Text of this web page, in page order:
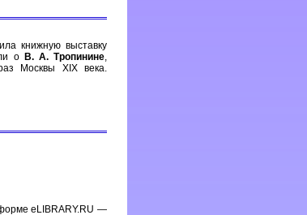
книжную выставку
о В. А. Тропинине,
Москвы XIX века.
eLIBRARY.RU —